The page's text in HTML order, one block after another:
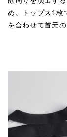
め。トップス1枚
を合わせて首元